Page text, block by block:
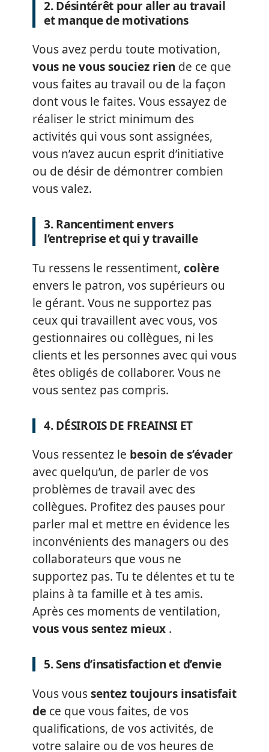
2. Désintérêt pour aller au travail
et manque de motivations
Vous avez perdu toute motivation,
vous ne vous souciez rien de ce que
vous faites au travail ou de la façon
dont vous le faites. Vous essayez de
réaliser le strict minimum des
activités qui vous sont assignées,
vous n’avez aucun esprit d’initiative
ou de désir de démontrer combien
vous valez.
3. Rancentiment envers
l’entreprise et qui y travaille
Tu ressens le ressentiment, colère
envers le patron, vos supérieurs ou
le gérant. Vous ne supportez pas
ceux qui travaillent avec vous, vos
gestionnaires ou collègues, ni les
clients et les personnes avec qui vous
êtes obligés de collaborer. Vous ne
vous sentez pas compris.
4. DÉSIROIS DE FREAINSI ET
Vous ressentez le besoin de s’évader
avec quelqu’un, de parler de vos
problèmes de travail avec des
collègues. Profitez des pauses pour
parler mal et mettre en évidence les
inconvénients des managers ou des
collaborateurs que vous ne
supportez pas. Tu te délentes et tu te
plains à ta famille et à tes amis.
Après ces moments de ventilation,
vous vous sentez mieux .
5. Sens d’insatisfaction et d’envie
Vous voussentez toujours insatisfait
de ce que vous faites, de vos
qualifications, de vos activités, de
votre salaire ou de vos heures de